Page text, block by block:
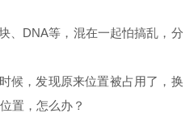
、DNA等，混在一起怕搞乱，分
候，发现原来位置被占用了，换
置，怎么办？